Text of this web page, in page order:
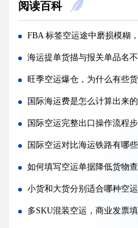
英国 VAT 未备案，快递包裹入关一
欧盟 IOSS 失效，国际快递进口会面
跨境电商大批量货件，快递和空运
国际快递体积重如何计算，怎样打包
偏远国家邮寄快递，额外偏远
国际快递旺季涨价规律，每年几月运
国际快递为什么价格差距大，低
快递被海关布控查验，怎样准备材料
海关查验国际快递，重点检查包裹
阅读百科
FBA 标签空运途中磨损模糊，落地港
海运提单货描与报关单品名不一致，如何快
旺季空运爆仓，为什么有些货代能拿到固定舱
国际海运费是怎么计算出来
国际空运完整出口操作流程
国际空运对比海运铁路有哪些
如何填写空运单据降低货物查
小货和大货分别适合哪种空运渠
多SKU混装空运，商业发票填报规范